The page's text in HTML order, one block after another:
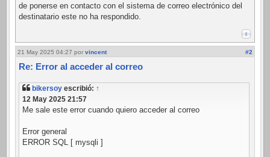
de ponerse en contacto con el sistema de correo electrónico del
destinatario este no ha respondido.
21 May 2025 04:27 por vincent #2
Re: Error al acceder al correo
bikersoy escribió: ↑
12 May 2025 21:57
Me sale este error cuando quiero acceder al correo
Error general
ERROR SQL [ mysqli ]